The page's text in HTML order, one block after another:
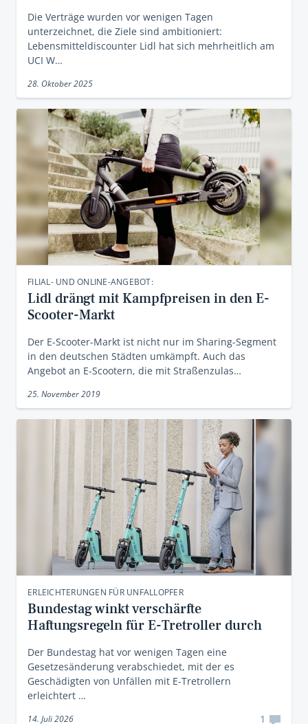
Die Verträge wurden vor wenigen Tagen
unterzeichnet, die Ziele sind ambitioniert:
Lebensmitteldiscounter Lidl hat sich mehrheitlich am
UCI W…
28. Oktober 2025
FILIAL- UND ONLINE-ANGEBOT:
Lidl drängt mit Kampfpreisen in den E-
Scooter-Markt
Der E-Scooter-Markt ist nicht nur im Sharing-Segment
in den deutschen Städten umkämpft. Auch das
Angebot an E-Scootern, die mit Straßenzulas…
25. November 2019
ERLEICHTERUNGEN FÜR UNFALLOPFER
Bundestag winkt verschärfte
Haftungsregeln für E-Tretroller durch
Der Bundestag hat vor wenigen Tagen eine
Gesetzesänderung verabschiedet, mit der es
Geschädigten von Unfällen mit E-Tretrollern
erleichtert …
14. Juli 2026 1